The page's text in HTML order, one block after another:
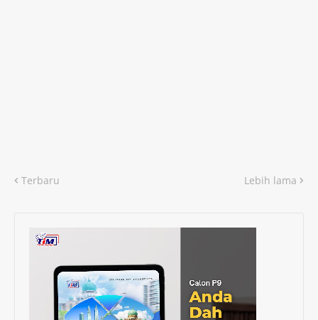
Terbaru Lebih lama